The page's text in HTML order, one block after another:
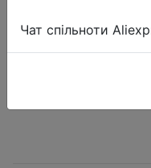
Чат спільноти